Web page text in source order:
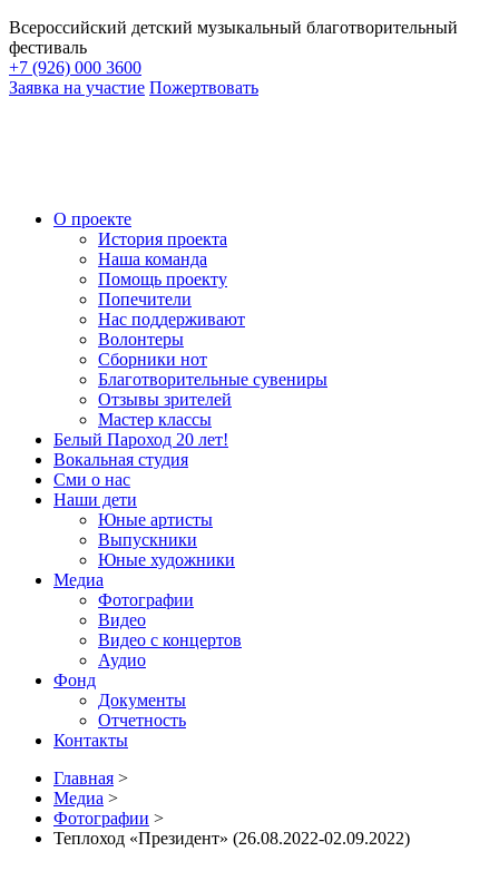
Всероссийский детский музыкальный благотворительный
фестиваль
+7 (926) 000 3600
Заявка на участие Пожертвовать
О проекте
История проекта
Наша команда
Помощь проекту
Попечители
Нас поддерживают
Волонтеры
Сборники нот
Благотворительные сувениры
Отзывы зрителей
Мастер классы
Белый Пароход 20 лет!
Вокальная студия
Сми о нас
Наши дети
Юные артисты
Выпускники
Юные художники
Медиа
Фотографии
Видео
Видео с концертов
Аудио
Фонд
Документы
Отчетность
Контакты
Главная >
Медиа >
Фотографии >
Теплоход «Президент» (26.08.2022-02.09.2022)